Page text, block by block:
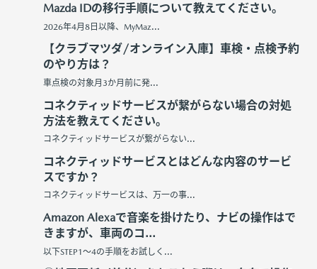
Mazda IDの移行手順について教えてください。
2026年4月8日以降、MyMaz...
【クラブマツダ/オンライン入庫】車検・点検予約
のやり方は？
車点検の対象月3か月前に発...
コネクティッドサービスが繋がらない場合の対処
方法を教えてください。
コネクティッドサービスが繋がらない...
コネクティッドサービスとはどんな内容のサービ
スですか？
コネクティッドサービスは、万一の事...
Amazon Alexaで音楽を掛けたり、ナビの操作はで
きますが、車両のコ...
以下STEP1～4の手順をお試しく...